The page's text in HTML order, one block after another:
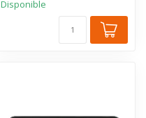
Disponible